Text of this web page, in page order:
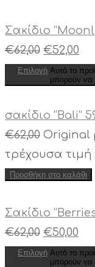
Σακίδιο
€62,00 €52,00
Επιλογή Αυτό το
μπορούν να
σακίδιο “Bali”
€62,00 Original
τρέχουσα τιμή
Προσθήκη στο καλάθι
Σακίδιο
€62,00 €50,00
Επιλογή Αυτό το
μπορούν να